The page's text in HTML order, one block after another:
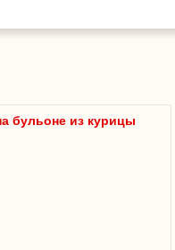
бульоне из курицы